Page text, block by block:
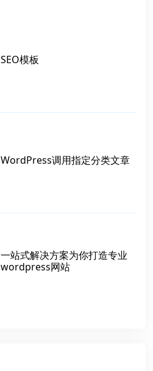
SEO模板
WordPress调用指定分类文章
一站式解决方案为你打造专业
wordpress网站